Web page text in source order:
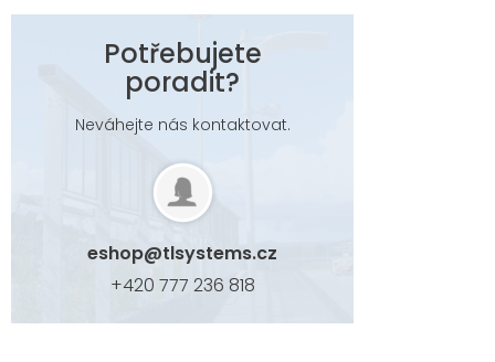
Potřebujete
poradit?
Neváhejte nás kontaktovat.
eshop@tlsystems.cz
+420 777 236 818